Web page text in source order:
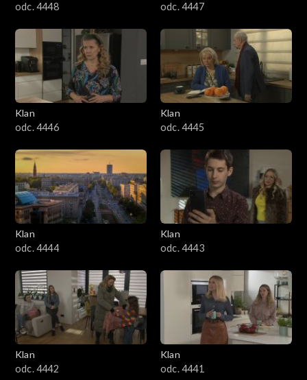
odc. 4448
odc. 4447
Klan
odc. 4446
Klan
odc. 4445
Klan
odc. 4444
Klan
odc. 4443
Klan
odc. 4442
Klan
odc. 4441